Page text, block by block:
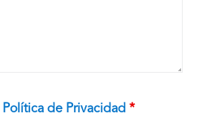
Política de Privacidad *